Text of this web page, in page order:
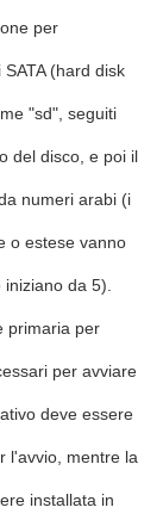
per
(hard disk
"sd", seguiti
del disco, e poi il
numeri arabi (i
o estese vanno
da 5).
primaria per
per avviare
deve essere
l'avvio, mentre la
installata in